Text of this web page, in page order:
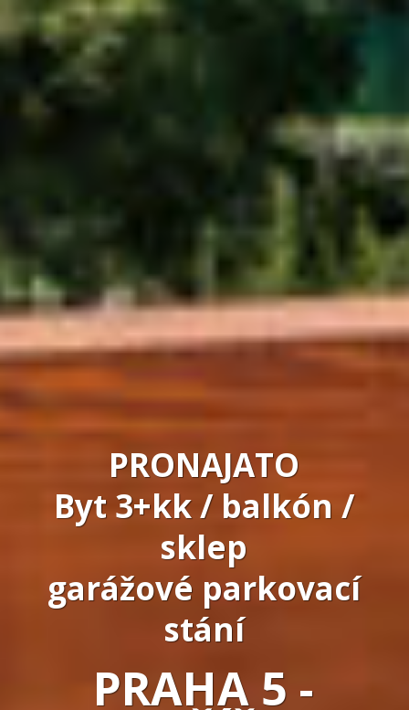
PRONAJATO
Byt 3+kk / balkón /
sklep
garážové parkovací
stání
PRAHA 5 -